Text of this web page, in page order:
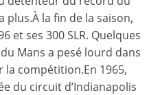
plus.À la fin de la saison,
et ses 300 SLR. Quelques
Mans a pesé lourd dans
la compétition.En 1965,
du circuit d’Indianapolis